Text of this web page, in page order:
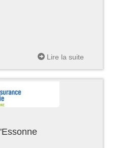
Lire la suite